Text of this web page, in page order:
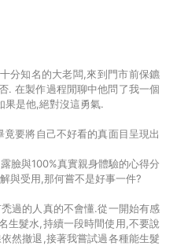
分知名的大老闆,來到門市前保鑣
. 在製作過程閒聊中他問了我一個
果是他,絕對沒這勇氣.
要將自己不好看的真面目呈現出
臉與100%真實親身體驗的心得分
與受用,那何嘗不是好事一件?
過的人真的不會懂.從一開始有感
生髮水,持續一段時間使用,不要說
然撤退,接著我嘗試過各種能生髮